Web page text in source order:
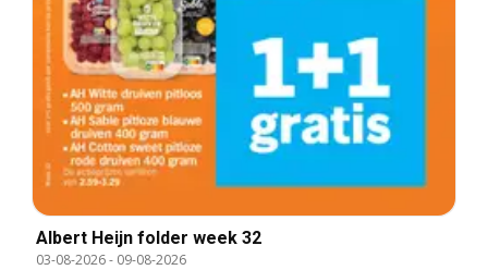
Albert Heijn folder week 32
03-08-2026- 09-08-2026